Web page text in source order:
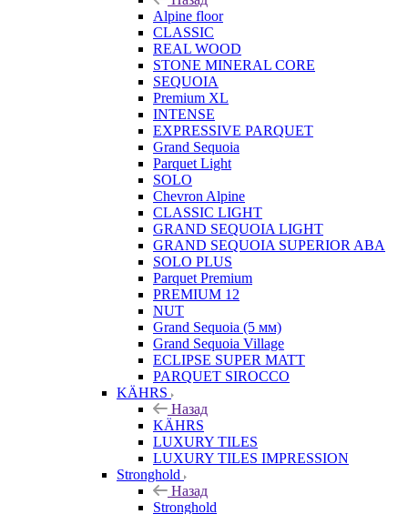
Alpine floor
CLASSIC
REAL WOOD
STONE MINERAL CORE
SEQUOIA
Premium XL
INTENSE
EXPRESSIVE PARQUET
Grand Sequoia
Parquet Light
SOLO
Chevron Alpine
CLASSIC LIGHT
GRAND SEQUOIA LIGHT
GRAND SEQUOIA SUPERIOR ABA
SOLO PLUS
Parquet Premium
PREMIUM 12
NUT
Grand Sequoia (5 мм)
Grand Sequoia Village
ECLIPSE SUPER MATT
PARQUET SIROCCO
KÄHRS
Назад
KÄHRS
LUXURY TILES
LUXURY TILES IMPRESSION
Stronghold
Назад
Stronghold